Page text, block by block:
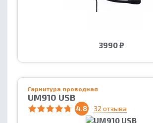
3990 ₽
Гарнитура проводная
UM910 USB
4.8 32 отзыва